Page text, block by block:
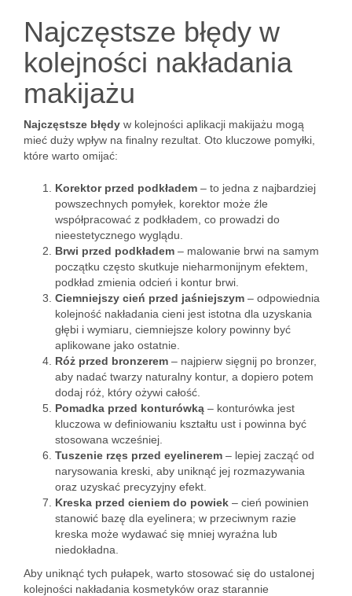
Najczęstsze błędy w
kolejności nakładania
makijażu
Najczęstsze błędy w kolejności aplikacji makijażu mogą
mieć duży wpływ na finalny rezultat. Oto kluczowe pomyłki,
które warto omijać:
Korektor przed podkładem – to jedna z najbardziej
powszechnych pomyłek, korektor może źle
współpracować z podkładem, co prowadzi do
nieestetycznego wyglądu.
Brwi przed podkładem – malowanie brwi na samym
początku często skutkuje nieharmonijnym efektem,
podkład zmienia odcień i kontur brwi.
Ciemniejszy cień przed jaśniejszym – odpowiednia
kolejność nakładania cieni jest istotna dla uzyskania
głębi i wymiaru, ciemniejsze kolory powinny być
aplikowane jako ostatnie.
Róż przed bronzerem – najpierw sięgnij po bronzer,
aby nadać twarzy naturalny kontur, a dopiero potem
dodaj róż, który ożywi całość.
Pomadka przed konturówką – konturówka jest
kluczowa w definiowaniu kształtu ust i powinna być
stosowana wcześniej.
Tuszenie rzęs przed eyelinerem – lepiej zacząć od
narysowania kreski, aby uniknąć jej rozmazywania
oraz uzyskać precyzyjny efekt.
Kreska przed cieniem do powiek – cień powinien
stanowić bazę dla eyelinera; w przeciwnym razie
kreska może wydawać się mniej wyraźna lub
niedokładna.
Aby uniknąć tych pułapek, warto stosować się do ustalonej
kolejności nakładania kosmetyków oraz starannie